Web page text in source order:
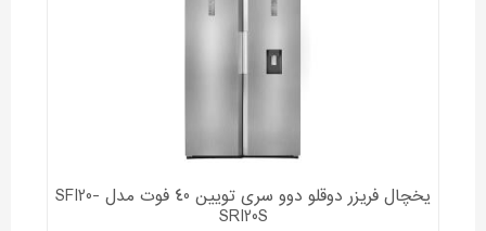
یخچال فریزر دوقلو دوو سری تویین 40 فوت مدل SFI20-
SRI20S